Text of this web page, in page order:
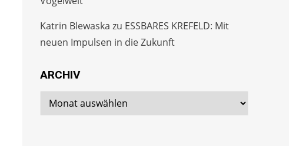
Katrin Blewaska zu ESSBARES KREFELD: Mit
neuen Impulsen in die Zukunft
ARCHIV
Archiv